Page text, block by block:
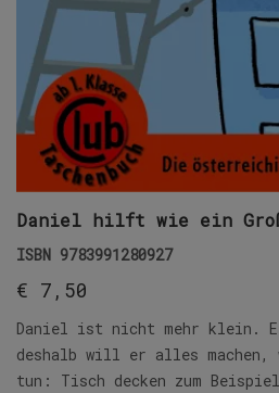
Daniel hilft wie ein
ISBN 9783991280927
€ 7,50
Daniel ist nicht mehr klein.
deshalb will er alles machen,
tun: Tisch decken zum